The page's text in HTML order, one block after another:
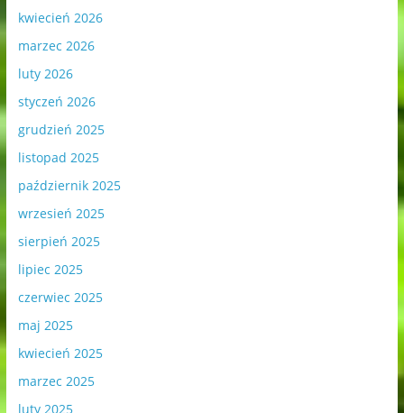
kwiecień 2026
marzec 2026
luty 2026
styczeń 2026
grudzień 2025
listopad 2025
październik 2025
wrzesień 2025
sierpień 2025
lipiec 2025
czerwiec 2025
maj 2025
kwiecień 2025
marzec 2025
luty 2025